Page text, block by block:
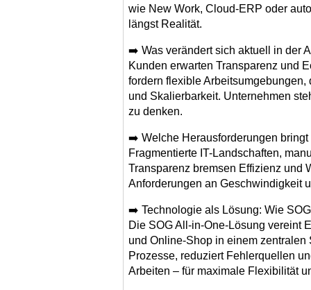
wie New Work, Cloud-ERP oder
längst Realität.
➡️ Was verändert sich aktuell in der
Kunden erwarten Transparenz und
fordern flexible
und Skalierbarkeit. Unternehmen
zu denken.
➡️ Welche Herausforderungen
Fragmentierte IT-Landschaften,
Transparenz bremsen Effizienz und
Anforderungen an Geschwindigkeit
➡️ Technologie als Lösung: Wie
Die SOG All-in-One-Lösung vereint
und Online-Shop in einem
Prozesse, reduziert Fehlerquellen
Arbeiten – für maximale Flexibilität